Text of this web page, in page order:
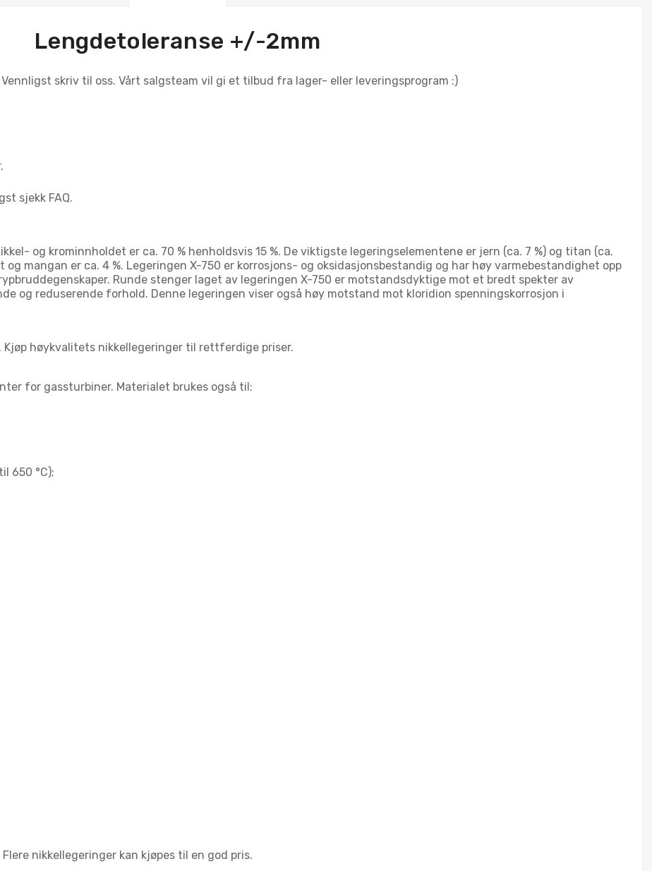
Lengdetoleranse +/-2mm
skriv til oss. Vårt salgsteam vil gi et tilbud fra lager- eller leveringsprogram :)
sjekk FAQ.
og krominnholdet er ca. 70 % henholdsvis 15 %. De viktigste legeringselementene er jern (ca. 7 %) og titan (ca.
og mangan er ca. 4 %. Legeringen X-750 er korrosjons- og oksidasjonsbestandig og har høy varmebestandighet opp
Runde stenger laget av legeringen X-750 er motstandsdyktige mot et bredt spekter av
og reduserende forhold. Denne legeringen viser også høy motstand mot kloridion spenningskorrosjon i
Kjøp høykvalitets nikkellegeringer til rettferdige priser.
for gassturbiner. Materialet brukes også til:
650 °C);
nikkellegeringer kan kjøpes til en god pris.